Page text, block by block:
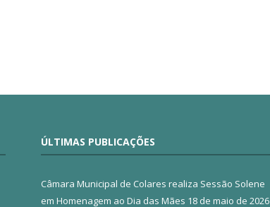
ÚLTIMAS PUBLICAÇÕES
Câmara Municipal de Colares realiza Sessão Solene
em Homenagem ao Dia das Mães 18 de maio de 2026